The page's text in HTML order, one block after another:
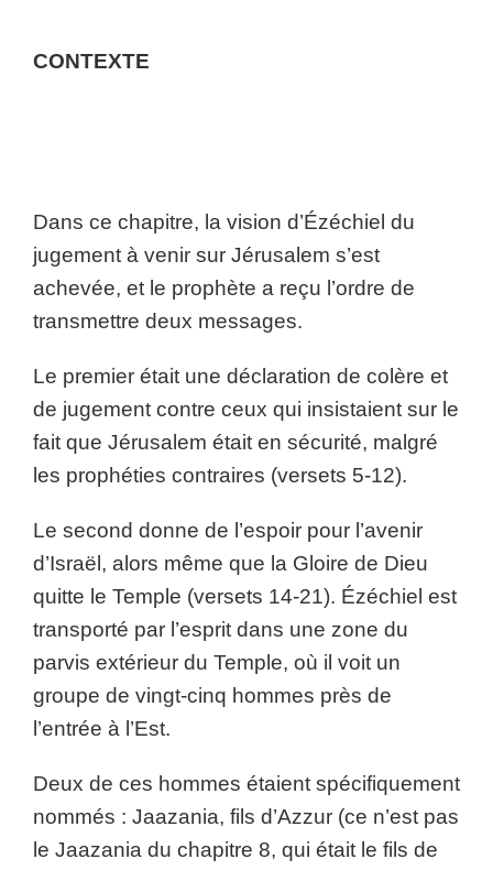
CONTEXTE
Dans ce chapitre, la vision d’Ézéchiel du
jugement à venir sur Jérusalem s’est
achevée, et le prophète a reçu l’ordre de
transmettre deux messages.
Le premier était une déclaration de colère et
de jugement contre ceux qui insistaient sur le
fait que Jérusalem était en sécurité, malgré
les prophéties contraires (versets 5-12).
Le second donne de l’espoir pour l’avenir
d’Israël, alors même que la Gloire de Dieu
quitte le Temple (versets 14-21). Ézéchiel est
transporté par l’esprit dans une zone du
parvis extérieur du Temple, où il voit un
groupe de vingt-cinq hommes près de
l’entrée à l’Est.
Deux de ces hommes étaient spécifiquement
nommés : Jaazania, fils d’Azzur (ce n’est pas
le Jaazania du chapitre 8, qui était le fils de